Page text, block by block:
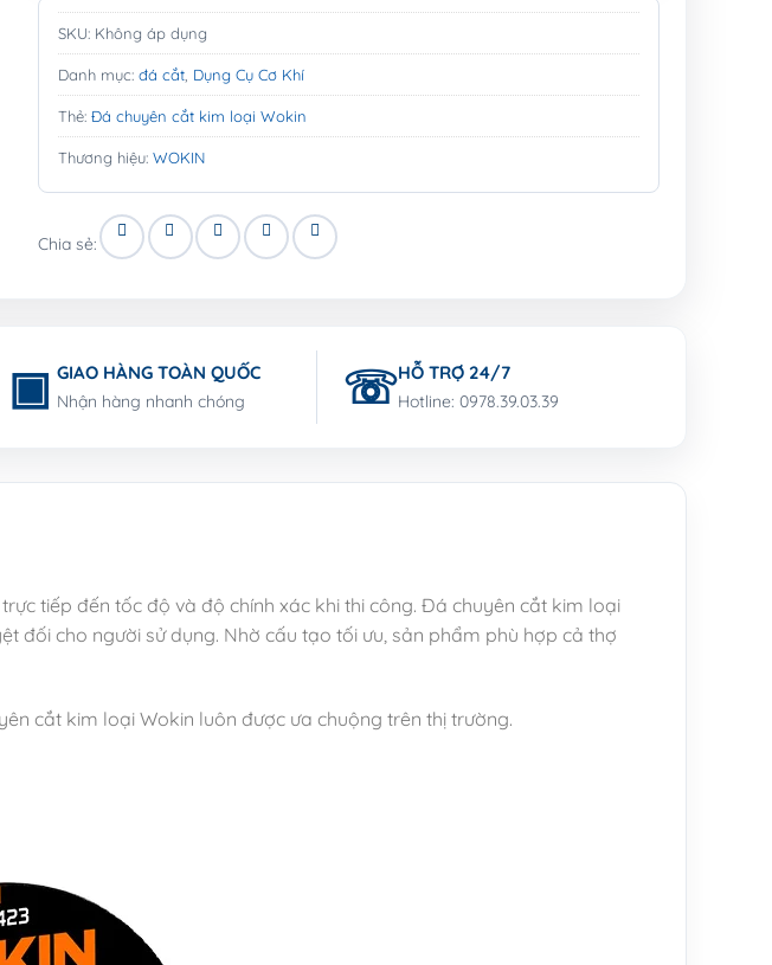
SKU: Không áp dụng
Danh mục:đá cắt Dụng Cụ Cơ Khí
Thẻ:Đá chuyên cắt kim loại Wokin
Thương hiệu:WOKIN
Chia sẻ:
GIAO HÀNG TOÀN QUỐC
Nhận hàng nhanh chóng
HỖ TRỢ 24/7
Hotline: 0978.39.03.39
tiếp đến tốc độ và độ chính xác khi thi công. Đá chuyên cắt kim loại
đối cho người sử dụng. Nhờ cấu tạo tối ưu, sản phẩm phù hợp cả thợ
cắt kim loại Wokin luôn được ưa chuộng trên thị trường.